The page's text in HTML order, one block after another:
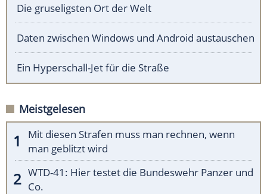
Die gruseligsten Ort der Welt
Daten zwischen Windows und Android austauschen
Ein Hyperschall-Jet für die Straße
Meistgelesen
Mit diesen Strafen muss man rechnen, wenn
man geblitzt wird
WTD-41: Hier testet die Bundeswehr Panzer und
Co.